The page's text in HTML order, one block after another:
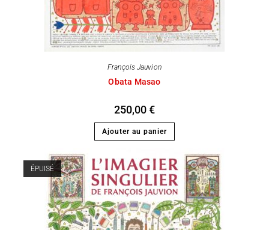
François Jauvion
Obata Masao
250,00€
Ajouter au panier
ÉPUISÉ